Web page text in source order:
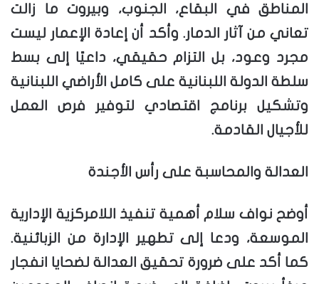
المناطق في البقاع، الجنوب، وبيروت ما زالت
تعاني من آثار الدمار. وأكد أن إعادة الإعمار ليست
مجرد وعود، بل التزام حقيقي، داعيًا إلى بسط
سلطة الدولة اللبنانية على كامل الأراضي اللبنانية
وتشكيل برنامج اقتصادي لتوفير فرص العمل
للأجيال القادمة.
العدالة والمحاسبة على رأس الأجندة
أوضح نواف سلام أهمية تنفيذ اللامركزية الإدارية
الموسعة، ودعا إلى تطهير الإدارة من الزبائنية.
كما أكد على ضرورة تحقيق العدالة لضحايا انفجار